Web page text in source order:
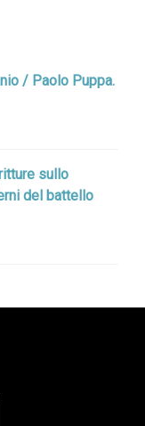
/ Paolo Puppa.
sullo
del battello